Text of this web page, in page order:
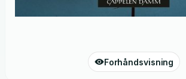
Forhåndsvisning